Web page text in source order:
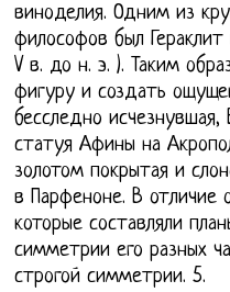
виноделия. Одним из
философов был
V в. до н. э. ). Таким
фигуру и создать
бесследно исчезнувшая,
статуя Афины на
золотом покрытая и
в Парфеноне. В отличие
которые составляли
симметрии его разных
строгой симметрии. 5.